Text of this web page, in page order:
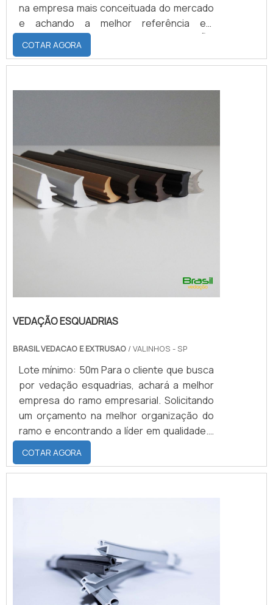
na empresa mais conceituada do mercado
e achando a melhor referência em
qualidade.DETALHES SOBRE VEDAÇÃO
TIPO CHEVRONQuem precisa de vedação
tipo chevron em uma empresa altamente
COTAR AGORA
VEDAÇÃO ESQUADRIAS
BRASIL VEDACAO E EXTRUSAO / VALINHOS - SP
Lote mínimo: 50m Para o cliente que busca
por vedação esquadrias, achará a melhor
empresa do ramo empresarial. Solicitando
um orçamento na melhor organização do
ramo e encontrando a líder em qualidade.É
importante lembrar que o produto deve
sempre ser adquirido com empresas
especializadas no segmento. Esse tipo de
COTAR AGORA